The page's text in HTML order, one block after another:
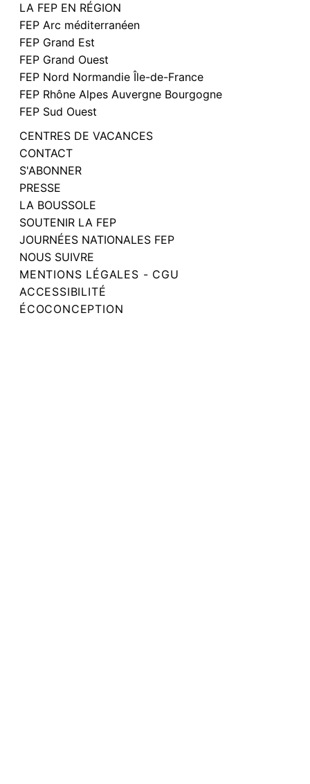
LA FEP EN RÉGION
FEP Arc méditerranéen
FEP Grand Est
FEP Grand Ouest
FEP Nord Normandie Île-de-France
FEP Rhône Alpes Auvergne Bourgogne
FEP Sud Ouest
CENTRES DE VACANCES
CONTACT
S'ABONNER
PRESSE
LA BOUSSOLE
SOUTENIR LA FEP
JOURNÉES NATIONALES FEP
NOUS SUIVRE
MENTIONS LÉGALES - CGU
ACCESSIBILITÉ
ÉCOCONCEPTION